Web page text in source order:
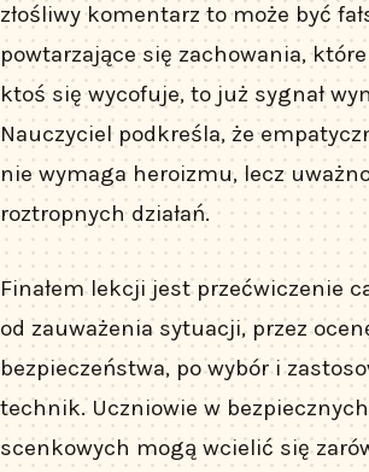
złośliwy komentarz to może być
powtarzające się zachowania,
ktoś się wycofuje, to już sygnał
Nauczyciel podkreśla, że
nie wymaga heroizmu, lecz
roztropnych działań.
Finałem lekcji jest przećwiczenie
od zauważenia sytuacji, przez
bezpieczeństwa, po wybór i
technik. Uczniowie w
scenkowych mogą wcielić się